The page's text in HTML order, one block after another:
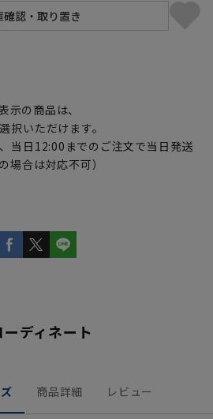
示の商品は、
択いただけます。
当日12:00までのご注文で当日発送
場合は対応不可）
ディネート
商品詳細 レビュー